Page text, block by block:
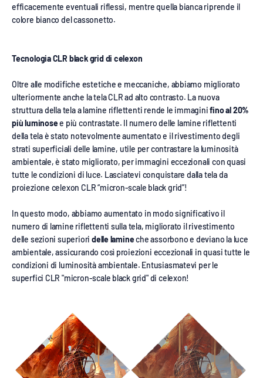
efficacemente eventuali riflessi, mentre quella bianca riprende il
colore bianco del cassonetto.
Tecnologia CLR black grid di celexon
Oltre alle modifiche estetiche e meccaniche, abbiamo migliorato
ulteriormente anche la tela CLR ad alto contrasto. La nuova
struttura della tela a lamine riflettenti rende le immaginifino al 20%
più luminosee più contrastate. Il numero delle lamine riflettenti
della tela è stato notevolmente aumentato e il rivestimento degli
strati superficiali delle lamine, utile per contrastare la luminosità
ambientale, è stato migliorato, per immagini eccezionali con quasi
tutte le condizioni di luce. Lasciatevi conquistare dalla tela da
proiezione celexon CLR “micron-scale black grid”!
In questo modo, abbiamo aumentato in modo significativo il
numero di lamine riflettenti sulla tela, migliorato il rivestimento
delle sezioni superiori delle lamineche assorbono e deviano la luce
ambientale, assicurando così proiezioni eccezionali in quasi tutte le
condizioni di luminosità ambientale. Entusiasmatevi per le
superfici CLR "micron-scale black grid" di celexon!